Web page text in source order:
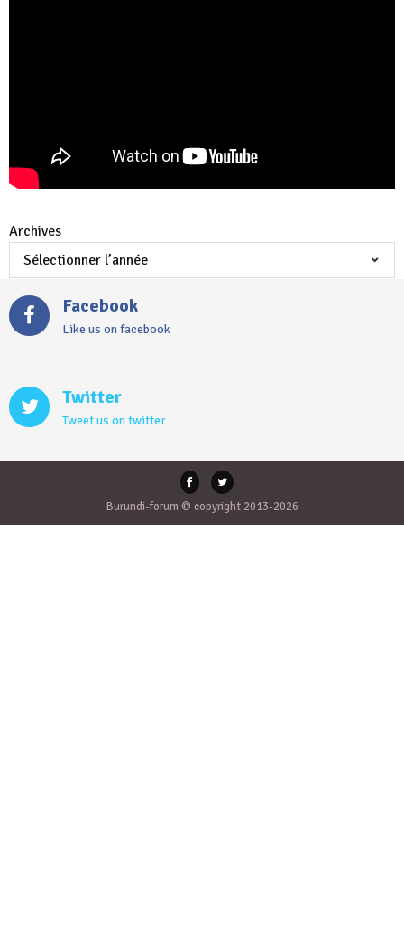
Archives
Facebook
Like us on facebook
Twitter
Tweet us on twitter
Burundi-forum © copyright 2013-2026